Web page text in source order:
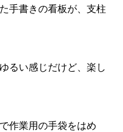
手書きの看板が、支柱
るい感じだけど、楽し
作業用の手袋をはめ